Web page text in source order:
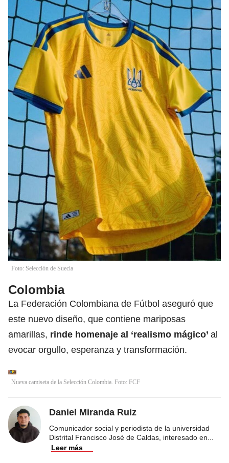
Foto: Selección de Suecia
Colombia
La Federación Colombiana de Fútbol aseguró que
este nuevo diseño, que contiene mariposas
amarillas, rinde homenaje al ‘realismo mágico’ al
evocar orgullo, esperanza y transformación.
Nueva camiseta de la Selección Colombia. Foto: FCF
Daniel Miranda Ruiz
Comunicador social y periodista de la universidad
Distrital Francisco José de Caldas, interesado en
Leer más